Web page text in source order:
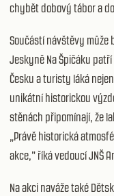
chybět dobový tábor a
Součástí návštěvy může
Jeskyně Na Špičáku
Česku a turisty láká
unikátní historickou
stěnách připomínají, že
„Právě historická
akce," říká vedoucí JNŠ
Na akci naváže také